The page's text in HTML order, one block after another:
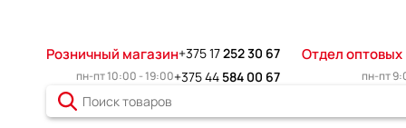
Розничный магазин+375 17252 30 67 Отдел
пн-пт 10:00 - 19:00+375 44 584 00 67 пн-пт